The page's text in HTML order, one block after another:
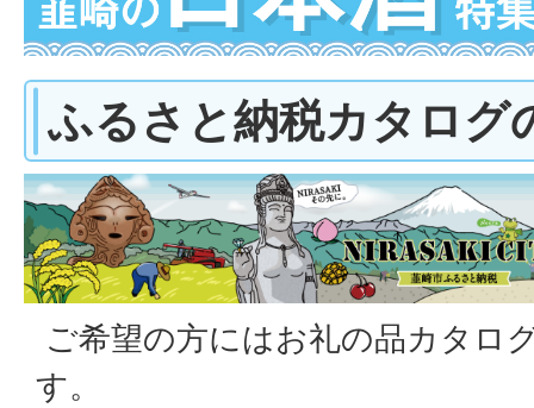
ふるさと納税カタログ
ご希望の方にはお礼の品カタロ
す。